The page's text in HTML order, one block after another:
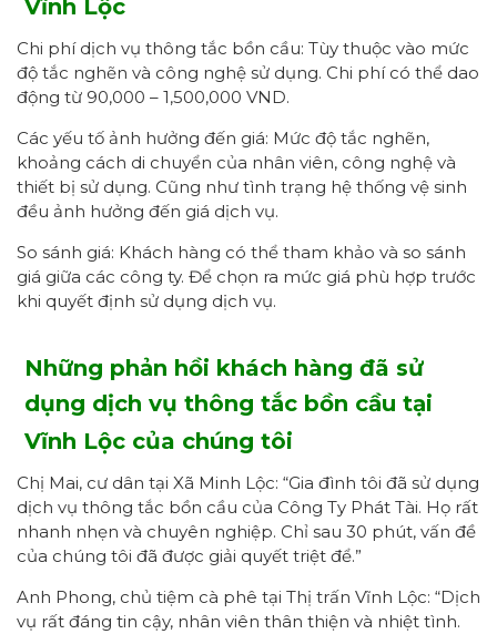
Vĩnh Lộc
Chi phí dịch vụ thông tắc bồn cầu: Tùy thuộc vào mức
độ tắc nghẽn và công nghệ sử dụng. Chi phí có thể dao
động từ 90,000 – 1,500,000 VND.
Các yếu tố ảnh hưởng đến giá: Mức độ tắc nghẽn,
khoảng cách di chuyển của nhân viên, công nghệ và
thiết bị sử dụng. Cũng như tình trạng hệ thống vệ sinh
đều ảnh hưởng đến giá dịch vụ.
So sánh giá: Khách hàng có thể tham khảo và so sánh
giá giữa các công ty. Để chọn ra mức giá phù hợp trước
khi quyết định sử dụng dịch vụ.
Những phản hồi khách hàng đã sử
dụng dịch vụ thông tắc bồn cầu tại
Vĩnh Lộc của chúng tôi
Chị Mai, cư dân tại Xã Minh Lộc: “Gia đình tôi đã sử dụng
dịch vụ thông tắc bồn cầu của Công Ty Phát Tài. Họ rất
nhanh nhẹn và chuyên nghiệp. Chỉ sau 30 phút, vấn đề
của chúng tôi đã được giải quyết triệt để.”
Anh Phong, chủ tiệm cà phê tại Thị trấn Vĩnh Lộc: “Dịch
vụ rất đáng tin cậy, nhân viên thân thiện và nhiệt tình.